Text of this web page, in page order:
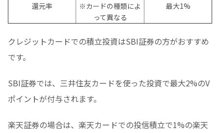
還元率
※カードの種類によ
って異なる
最大1%
クレジットカードでの積立投資はSBI証券の方がおすすめ
です。
SBI証券では、三井住友カードを使った投資で最大2%のV
ポイントが付与されます。
楽天証券の場合は、楽天カードでの投信積立で1%の楽天